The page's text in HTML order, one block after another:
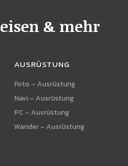
& mehr
AUSRÜSTUNG
Foto – Ausrüstung
Navi – Ausrüstung
PC – Ausrüstung
Wander – Ausrüstung